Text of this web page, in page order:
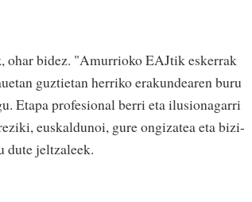
, ohar bidez. "Amurrioko EAJtik eskerrak
guztietan herriko erakundearen buru
Etapa profesional berri eta ilusionagarri
euskaldunoi, gure ongizatea eta bizi-
dute jeltzaleek.